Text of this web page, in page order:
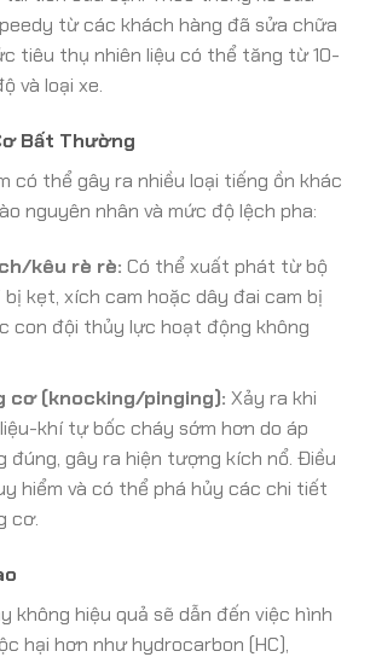
từ các khách hàng đã sửa chữa
tiêu thụ nhiên liệu có thể tăng từ 10-
và loại xe.
Bất Thường
có thể gây ra nhiều loại tiếng ồn khác
nguyên nhân và mức độ lệch pha:
kêu rè rè: Có thể xuất phát từ bộ
bị kẹt, xích cam hoặc dây đai cam bị
con đội thủy lực hoạt động không
cơ (knocking/pinging): Xảy ra khi
khí tự bốc cháy sớm hơn do áp
đúng, gây ra hiện tượng kích nổ. Điều
hiểm và có thể phá hủy các chi tiết
cơ.
không hiệu quả sẽ dẫn đến việc hình
hại hơn như hydrocarbon (HC),